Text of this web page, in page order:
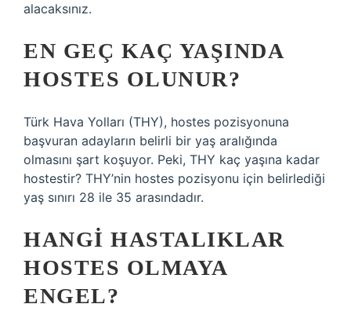
alacaksınız.
EN GEÇ KAÇ YAŞINDA
HOSTES OLUNUR?
Türk Hava Yolları (THY), hostes pozisyonuna
başvuran adayların belirli bir yaş aralığında
olmasını şart koşuyor. Peki, THY kaç yaşına kadar
hostestir? THY’nin hostes pozisyonu için belirlediği
yaş sınırı 28 ile 35 arasındadır.
HANGI HASTALIKLAR
HOSTES OLMAYA
ENGEL?